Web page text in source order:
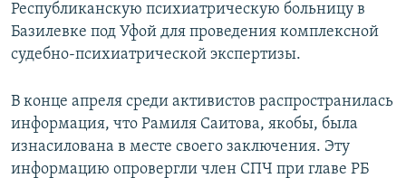
Республиканскую психиатрическую больницу в
Базилевке под Уфой для проведения комплексной
судебно-психиатрической экспертизы.
В конце апреля среди активистов распространилась
информация, что Рамиля Саитова, якобы, была
изнасилована в месте своего заключения. Эту
информацию опровергли член СПЧ при главе РБ